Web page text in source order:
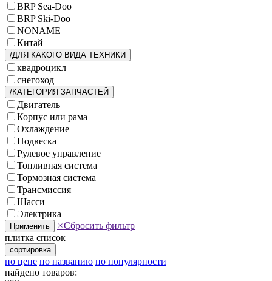
BRP Sea-Doo
BRP Ski-Doo
NONAME
Китай
/ДЛЯ КАКОГО ВИДА ТЕХНИКИ
квадроцикл
снегоход
/КАТЕГОРИЯ ЗАПЧАСТЕЙ
Двигатель
Корпус или рама
Охлаждение
Подвеска
Рулевое управление
Топливная система
Тормозная система
Трансмиссия
Шасси
Электрика
Применить ×Сбросить фильтр
плитка список
сортировка
по цене по названию по популярности
найдено товаров: